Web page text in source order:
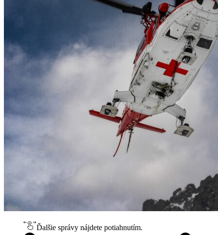
Ďalšie správy nájdete potiahnutím.